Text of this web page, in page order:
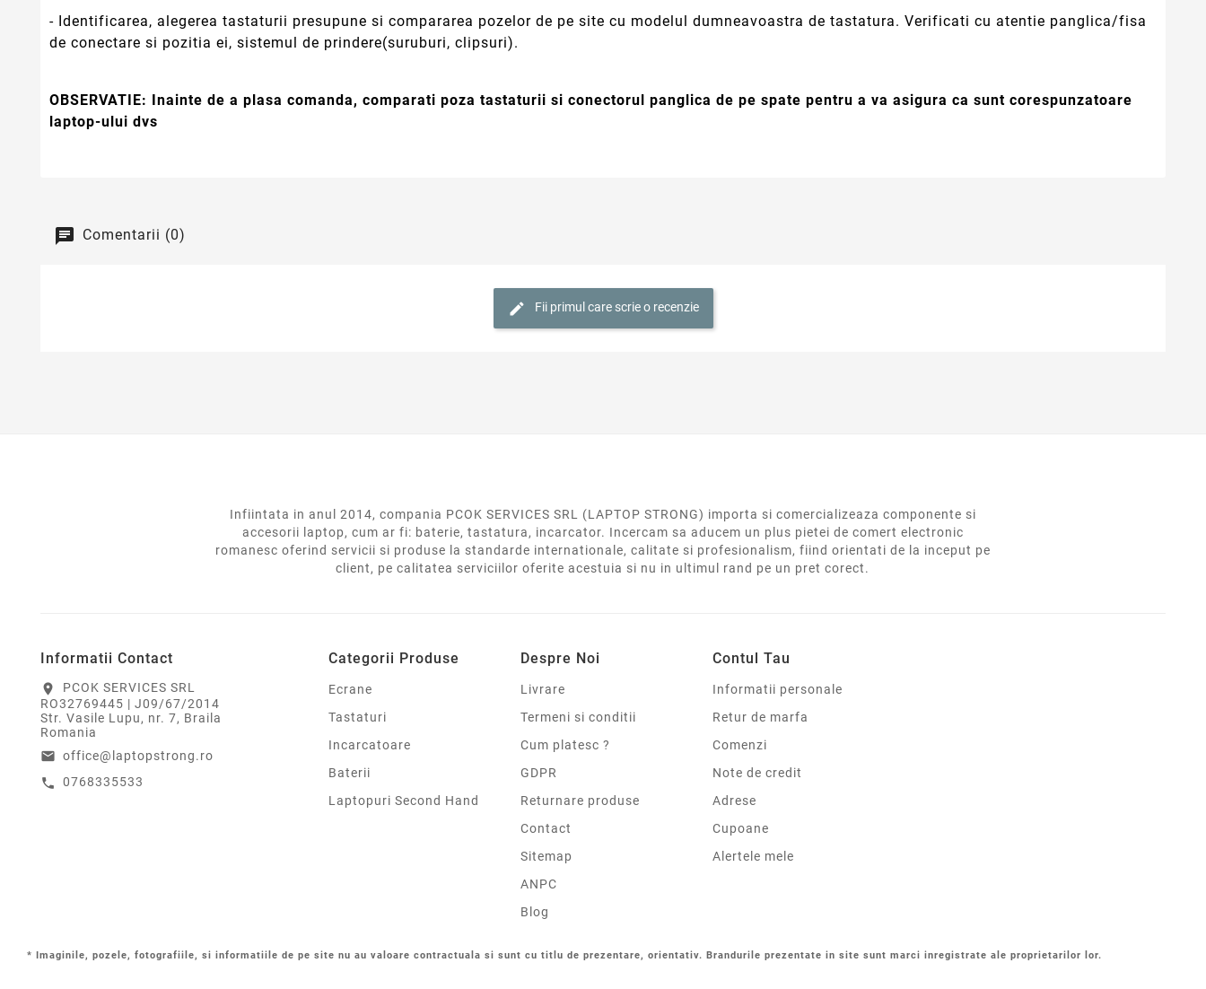
- Identificarea, alegerea tastaturii presupune si compararea pozelor de pe site cu modelul dumneavoastra de tastatura. Verificati cu atentie panglica/fisa
de conectare si pozitia ei, sistemul de prindere(suruburi, clipsuri).
OBSERVATIE: Inainte de a plasa comanda, comparati poza tastaturii si conectorul panglica de pe spate pentru a va asigura ca sunt corespunzatoare
laptop-ului dvs
Comentarii (0)
Fii primul care scrie o recenzie
Infiintata in anul 2014, compania PCOK SERVICES SRL (LAPTOP STRONG) importa si comercializeaza componente si
accesorii laptop, cum ar fi: baterie, tastatura, incarcator. Incercam sa aducem un plus pietei de comert electronic
romanesc oferind servicii si produse la standarde internationale, calitate si profesionalism, fiind orientati de la inceput pe
client, pe calitatea serviciilor oferite acestuia si nu in ultimul rand pe un pret corect.
Informatii Contact
location_on
PCOK SERVICES SRL
RO32769445 | J09/67/2014
Str. Vasile Lupu, nr. 7, Braila
Romania
email office@laptopstrong.ro
call 0768335533
Categorii Produse
Ecrane
Tastaturi
Incarcatoare
Baterii
Laptopuri Second Hand
Despre Noi
Livrare
Termeni si conditii
Cum platesc ?
GDPR
Returnare produse
Contact
Sitemap
ANPC
Blog
Contul Tau
Informatii personale
Retur de marfa
Comenzi
Note de credit
Adrese
Cupoane
Alertele mele
* Imaginile, pozele, fotografiile, si informatiile de pe site nu au valoare contractuala si sunt cu titlu de prezentare, orientativ. Brandurile prezentate in site sunt marci inregistrate ale proprietarilor lor.